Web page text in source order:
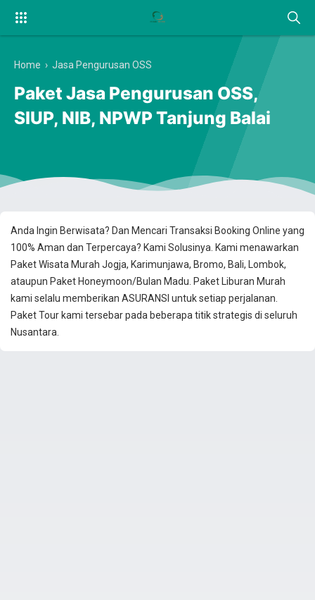
Anda Ingin Berwisata? Dan Mencari Transaksi Booking Online yang
100% Aman dan Terpercaya? Kami Solusinya. Kami menawarkan
Paket Wisata Murah Jogja, Karimunjawa, Bromo, Bali, Lombok,
ataupun Paket Honeymoon/Bulan Madu. Paket Liburan Murah
kami selalu memberikan ASURANSI untuk setiap perjalanan.
Paket Tour kami tersebar pada beberapa titik strategis di seluruh
Nusantara.
Home › Jasa Pengurusan OSS
Paket Jasa Pengurusan OSS,
SIUP, NIB, NPWP Tanjung Balai